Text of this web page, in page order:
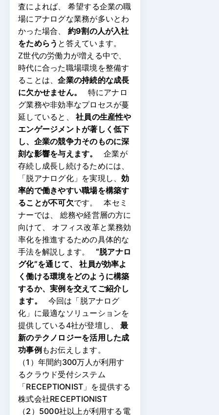
査によれば、
希望する企業の職
場にアナログな業務が多いとわ
かった場合、
約9割の人が入社
をためらう と答えています。
Z世代の労働力が増える中で、
時代に合った職場環境を整備す
ることは、企業の持続的な成長
に欠かせません。
特にアナロ
グ業務や非効率なプロセスが蔓
延していると、
社員の生産性や
エンゲージメントが著しく低下
し、企業の競争力そのものに深
刻な影響を与えます。
企業が
存続し成長し続けるためには、
「脱アナログ化」を実現し、効
率的で働きやすい職場を構築す
ることが不可欠です。
本セミ
ナーでは、
総務や経営層の方に
向けて、
オフィス改革と業務効
率化を推進するための具体的な
手法を解説します。
“脱アナロ
グ化”を通じて、
社員が効率よ
く働ける環境をどのように構築
するか、実例を交えてご紹介し
ます。
今回は「脱アナログ
化」に最適なソリューションを
提供している4社が登壇し、
最
新のテクノロジーを活用した成
功事例 もお伝えします。
（1）年間約300万人が利用す
るクラウド受付システム
「RECEPTIONIST」を提供する
株式会社RECEPTIONIST
（2）5000社以上が利用する電